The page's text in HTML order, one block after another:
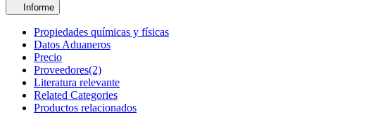
Informe
Propiedades químicas y físicas
Datos Aduaneros
Precio
Proveedores(2)
Literatura relevante
Related Categories
Productos relacionados